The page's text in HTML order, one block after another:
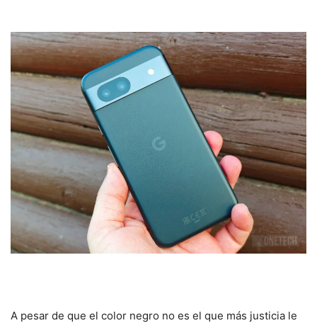
A pesar de que el color negro no es el que más justicia le